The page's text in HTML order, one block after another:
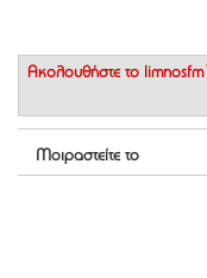
Ακολουθήστε το
Μοιραστείτε το